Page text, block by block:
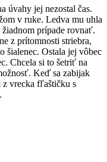
úvahy jej nezostal čas.
v ruke. Ledva mu uhla
prípade rovnať.
z prítomnosti striebra,
šialenec. Ostala jej vôbec
Chcela si to šetriť na
Keď sa zabijak
z vrecka fľaštičku s